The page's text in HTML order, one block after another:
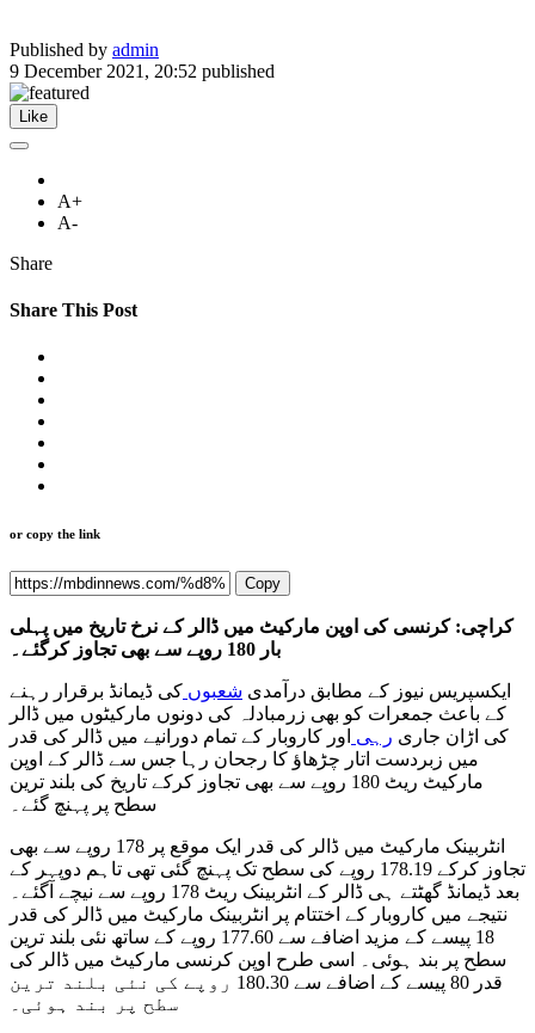
Published by admin
9 December 2021, 20:52 published
Like
A+
A-
Share
Share This Post
or copy the link
Copy
کراچی: کرنسی کی اوپن مارکیٹ میں ڈالر کے نرخ تاریخ میں پہلی
بار 180 روپے سے بھی تجاوز کرگئے۔
ایکسپریس نیوز کے مطابق درآمدی شعبوں کی ڈیمانڈ برقرار رہنے
کے باعث جمعرات کو بھی زرمبادلہ کی دونوں مارکیٹوں میں ڈالر
کی اڑان جاری رہی اور کاروبار کے تمام دورانیے میں ڈالر کی قدر
میں زبردست اتار چڑھاؤ کا رجحان رہا جس سے ڈالر کے اوپن
مارکیٹ ریٹ 180 روپے سے بھی تجاوز کرکے تاریخ کی بلند ترین
سطح پر پہنچ گئے۔
انٹربینک مارکیٹ میں ڈالر کی قدر ایک موقع پر 178 روپے سے بھی
تجاوز کرکے 178.19 روپے کی سطح تک پہنچ گئی تھی تاہم دوپہر کے
بعد ڈیمانڈ گھٹتے ہی ڈالر کے انٹربینک ریٹ 178 روپے سے نیچے آگئے۔
نتیجے میں کاروبار کے اختتام پر انٹربینک مارکیٹ میں ڈالر کی قدر
18 پیسے کے مزید اضافے سے 177.60 روپے کے ساتھ نئی بلند ترین
سطح پر بند ہوئی۔ اسی طرح اوپن کرنسی مارکیٹ میں ڈالر کی
قدر 80 پیسے کے اضافے سے 180.30 روپے کی نئی بلند ترین
سطح پر بند ہوئی۔